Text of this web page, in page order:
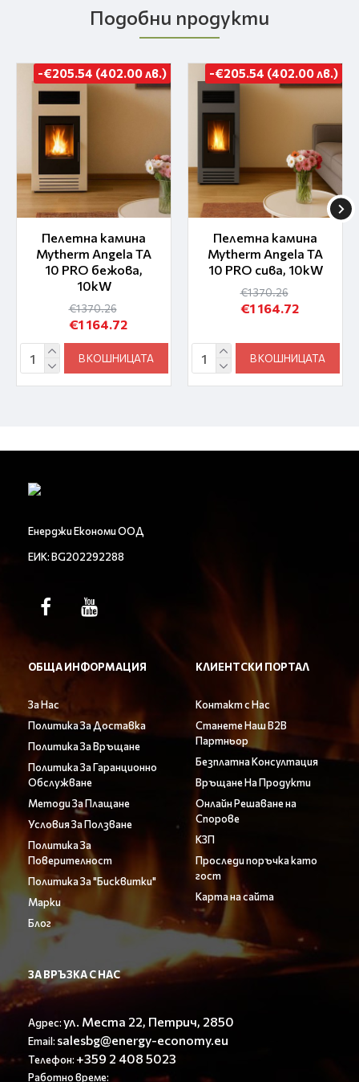
Подобни продукти
-€205.54 (402.00 лв.)
Пелетна камина
Mytherm Angela TA
10 PRO бежова,
10kW
€1 164.72
€1 370.26
В КОШНИЦАТА
-€205.54 (402.00 лв.)
Пелетна камина
Mytherm Angela TA
10 PRO сива, 10kW
€1 164.72
€1 370.26
В КОШНИЦАТА
Енерджи Економи ООД
ЕИК: BG202292288
ОБЩА ИНФОРМАЦИЯ
За Нас
Политика За Доставка
Политика За Връщане
Политика За Гаранционно
Обслужване
Методи За Плащане
Условия За Ползване
Политика За
Поверителност
Политика За "Бисквитки"
Марки
Блог
КЛИЕНТСКИ ПОРТАЛ
Контакт с Нас
Станете Наш B2B
Партньор
Безплатна Консултация
Връщане На Продукти
Онлайн Решаване на
Спорове
КЗП
Проследи поръчка като
гост
Карта на сайта
ЗА ВРЪЗКА С НАС
Адрес:ул. Места 22, Петрич, 2850
Email: salesbg@energy-economy.eu
Телефон: +359 2 408 5023
Работно време: